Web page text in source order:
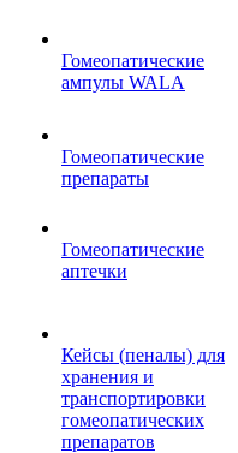
Гомеопатические
ампулы WALA
Гомеопатические
препараты
Гомеопатические
аптечки
Кейсы (пеналы) для
хранения и
транспортировки
гомеопатических
препаратов